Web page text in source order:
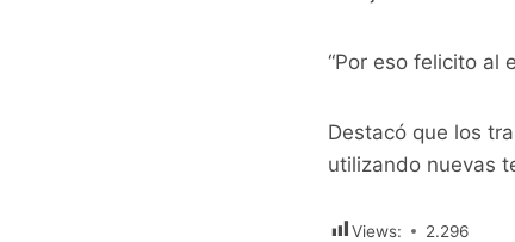
“Por eso felicito al
Destacó que los
utilizando nuevas
Views: 2.296